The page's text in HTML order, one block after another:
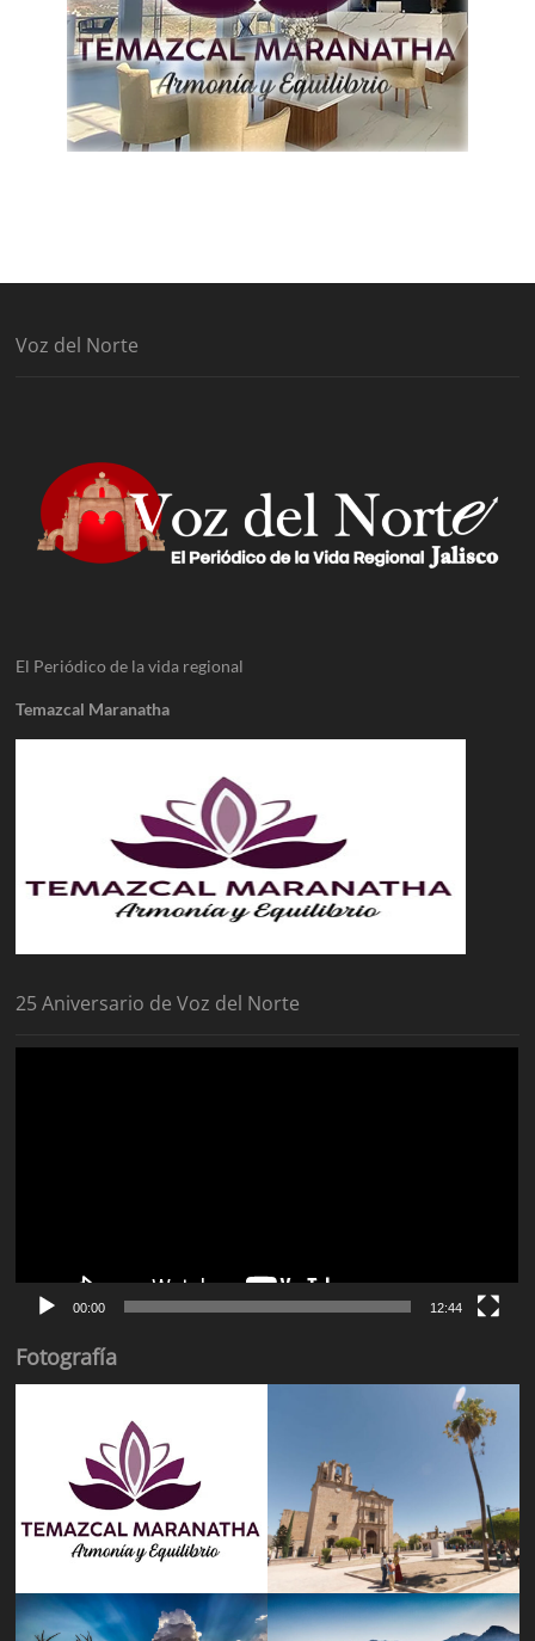
Voz del Norte
El Periódico de la vida regional
Temazcal Maranatha
25 Aniversario de Voz del Norte
00:00 12:44
Fotografía